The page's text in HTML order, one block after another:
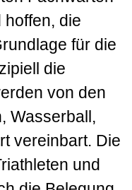
die
für die
die
von den
Wasserball,
vereinbart. Die
und